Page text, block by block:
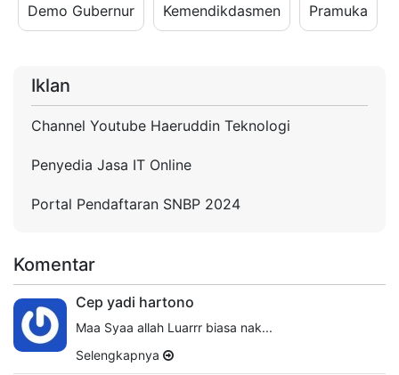
Demo Gubernur Kemendikdasmen Pramuka
Iklan
Channel Youtube Haeruddin Teknologi
Penyedia Jasa IT Online
Portal Pendaftaran SNBP 2024
Komentar
Cep yadi hartono
Maa Syaa allah Luarrr biasa nak...
Selengkapnya